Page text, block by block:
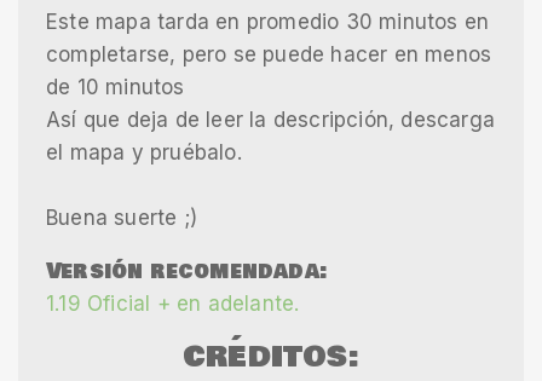
Este mapa tarda en promedio 30 minutos en
completarse, pero se puede hacer en menos
de 10 minutos
Así que deja de leer la descripción, descarga
el mapa y pruébalo.
Buena suerte ;)
Versión recomendada:
1.19 Oficial + en adelante.
CRÉDITOS: